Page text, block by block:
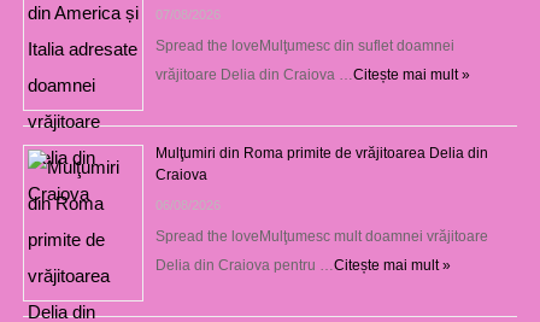
07/08/2026
Spread the loveMulţumesc din suflet doamnei
vrăjitoare Delia din Craiova … Citește mai mult »
Mulţumiri din Roma primite de vrăjitoarea Delia din
Craiova
06/08/2026
Spread the loveMulţumesc mult doamnei vrăjitoare
Delia din Craiova pentru … Citește mai mult »